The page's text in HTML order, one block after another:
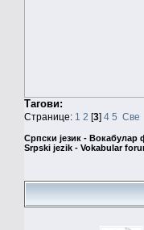
Тагови:
Странице: 1 2 [3] 4 5 Све
Српски језик - Вокабулар
Srpski jezik - Vokabular